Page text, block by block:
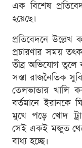
এক বিশেষ
হয়েছে।
প্রতিবেদনে উল্লেখ
প্রচারণার সময়
তীব্র অভিযোগ তুলে
সস্তা রাজনৈতিক
তেলভান্ডার খালি
বর্তমানে ইরানকে
মুখে পড়ে খোদ
সেই একই মজুত
বাধ্য হচ্ছে।